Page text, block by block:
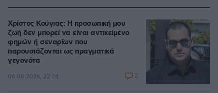
Χρίστος Κούγιας: Η προσωπική μου
ζωή δεν μπορεί να είναι αντικείμενο
φημών ή σεναρίων που
παρουσιάζονται ως πραγματικά
γεγονότα
06.08.2026, 22:24 2